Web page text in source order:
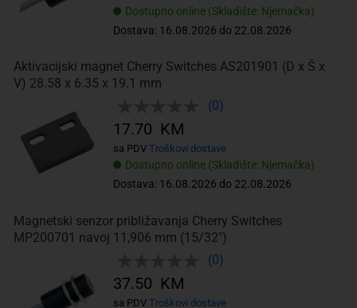
Dostupno online (Skladište: Njemačka)
Dostava: 16.08.2026 do 22.08.2026
Aktivacijski magnet Cherry Switches AS201901 (D x Š x
V) 28.58 x 6.35 x 19.1 mm
(0)
Dostupno online (Skladište: Njemačka)
Dostava: 16.08.2026 do 22.08.2026
17.70 KM
sa PDV Troškovi dostave
Magnetski senzor približavanja Cherry Switches
MP200701 navoj 11,906 mm (15/32")
(0)
37.50 KM
sa PDV Troškovi dostave